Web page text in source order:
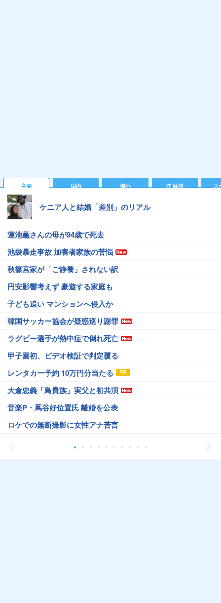
主要 国内 海外 IT 経済 ス
ケニア人と結婚「差別」のリアル
蓮池薫さんの母が94歳で死去
池袋暴走事故 加害者家族の苦悩
秋篠宮家が「ご静養」されない訳
円安影響考えず 豪遊する家庭も
子ども追い マンションへ侵入か
韓国サッカー協会が疑惑巡り謝罪
ラグビー選手が熱中症で倒れ死亡
甲子園初、ビデオ検証で判定覆る
レンタカー予約 10万円分当たる
大倉忠義「鳥貴族」実父と初共演
音楽P・蔦谷好位置氏 離婚を公表
ロケでの無断撮影に女性アナ苦言